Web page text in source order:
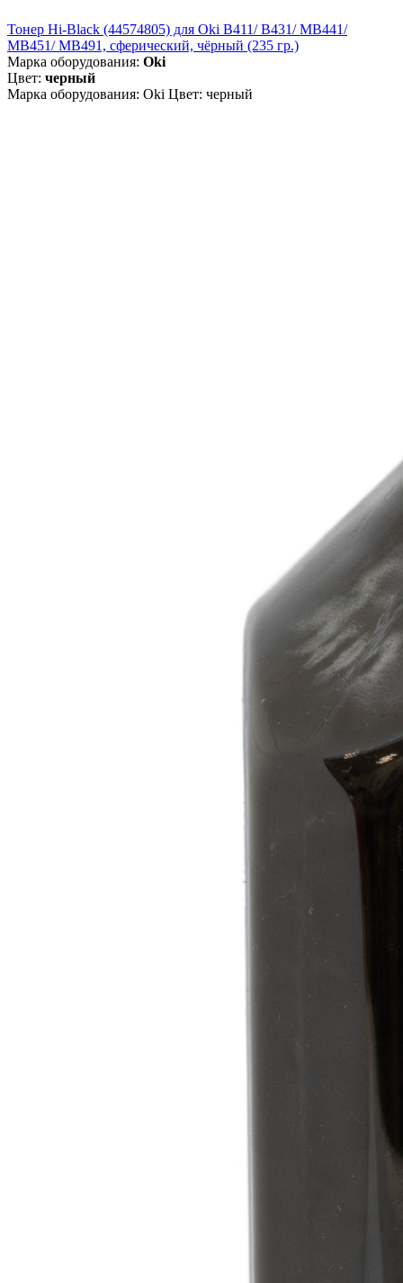
Тонер Hi-Black (44574805) для Oki B411/ B431/ MB441/
MB451/ MB491, сферический, чёрный (235 гр.)
Марка оборудования: Oki
Цвет: черный
Марка оборудования: Oki Цвет: черный